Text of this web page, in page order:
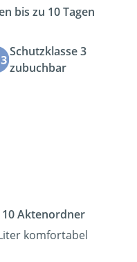
bis zu 10 Tagen
Schutzklasse 3
zubuchbar
10 Aktenordner
komfortabel